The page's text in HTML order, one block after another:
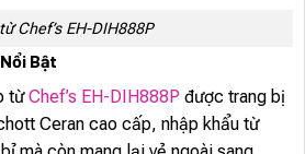
Chef’s EH-DIH888P
Bật
từChef’s EH-DIH888P được trang bị
Ceran cao cấp, nhập khẩu từ